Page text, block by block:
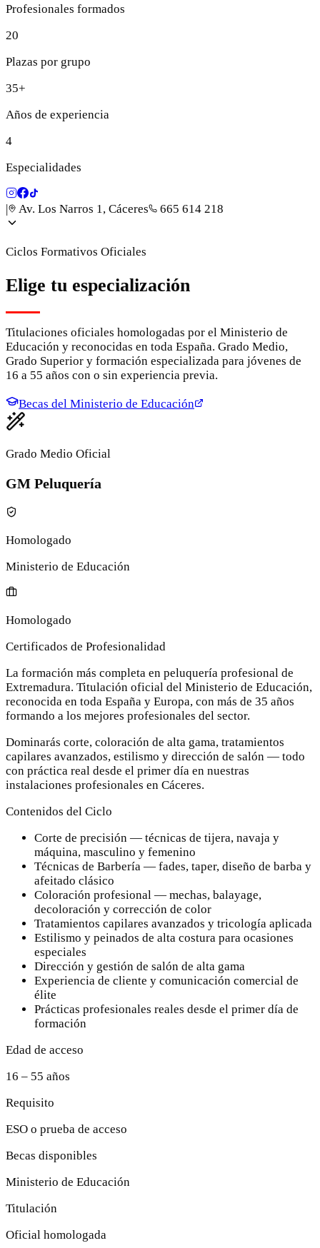
Profesionales formados
20
Plazas por grupo
35+
Años de experiencia
4
Especialidades
Av. Los Narros 1, Cáceres 665 614 218
Ciclos Formativos Oficiales
Elige tu especialización
Titulaciones oficiales homologadas por el Ministerio de
Educación y reconocidas en toda España. Grado Medio,
Grado Superior y formación especializada para jóvenes de
16 a 55 años con o sin experiencia previa.
Becas del Ministerio de Educación
Grado Medio Oficial
GM Peluquería
Homologado
Ministerio de Educación
Homologado
Certificados de Profesionalidad
La formación más completa en peluquería profesional de
Extremadura. Titulación oficial del Ministerio de Educación,
reconocida en toda España y Europa, con más de 35 años
formando a los mejores profesionales del sector.
Dominarás corte, coloración de alta gama, tratamientos
capilares avanzados, estilismo y dirección de salón — todo
con práctica real desde el primer día en nuestras
instalaciones profesionales en Cáceres.
Contenidos del Ciclo
Corte de precisión — técnicas de tijera, navaja y
máquina, masculino y femenino
Técnicas de Barbería — fades, taper, diseño de barba y
afeitado clásico
Coloración profesional — mechas, balayage,
decoloración y corrección de color
Tratamientos capilares avanzados y tricología aplicada
Estilismo y peinados de alta costura para ocasiones
especiales
Dirección y gestión de salón de alta gama
Experiencia de cliente y comunicación comercial de
élite
Prácticas profesionales reales desde el primer día de
formación
Edad de acceso
16 – 55 años
Requisito
ESO o prueba de acceso
Becas disponibles
Ministerio de Educación
Titulación
Oficial homologada